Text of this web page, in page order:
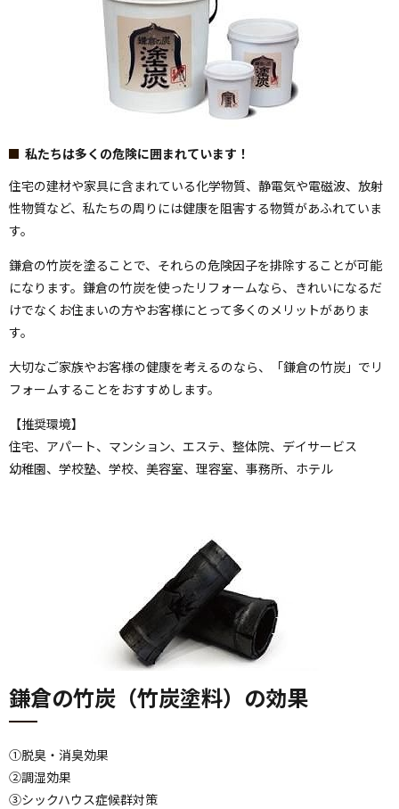
私たちは多くの危険に囲まれています！
住宅の建材や家具に含まれている化学物質、静電気や電磁波、放射
性物質など、私たちの周りには健康を阻害する物質があふれていま
す。
鎌倉の竹炭を塗ることで、それらの危険因子を排除することが可能
になります。鎌倉の竹炭を使ったリフォームなら、きれいになるだ
けでなくお住まいの方やお客様にとって多くのメリットがありま
す。
大切なご家族やお客様の健康を考えるのなら、「鎌倉の竹炭」でリ
フォームすることをおすすめします。
【推奨環境】
住宅、アパート、マンション、エステ、整体院、デイサービス
幼稚園、学校塾、学校、美容室、理容室、事務所、ホテル
鎌倉の竹炭（竹炭塗料）の効果
①脱臭・消臭効果
②調湿効果
③シックハウス症候群対策